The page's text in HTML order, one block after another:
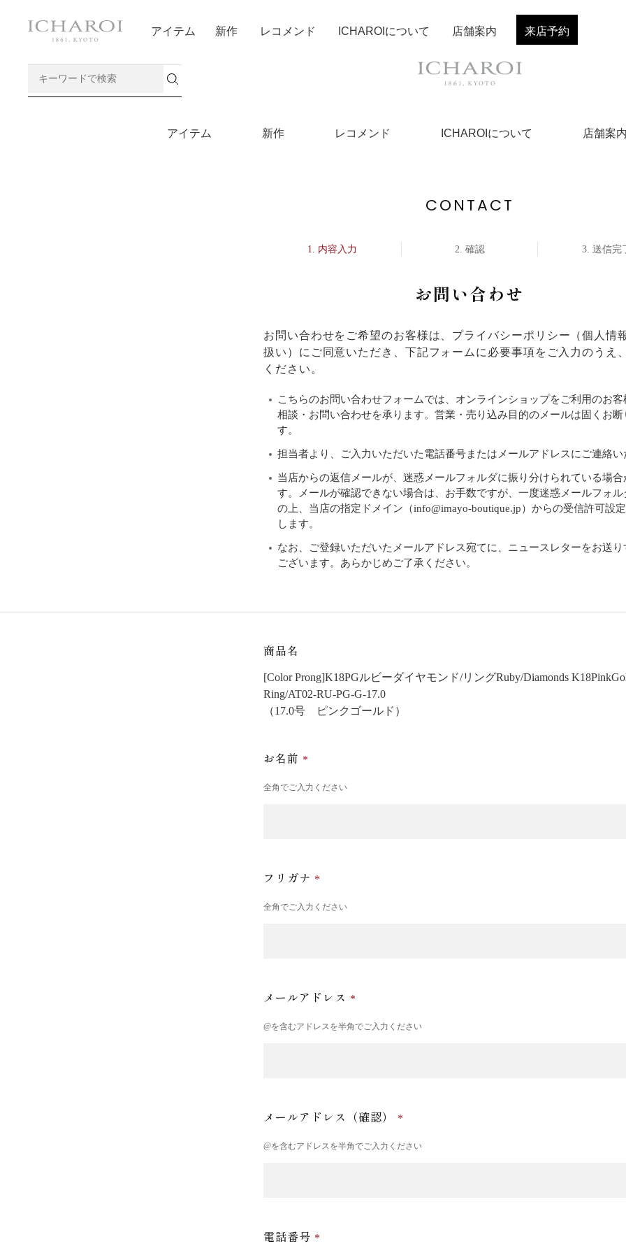
アイテム 新作 レコメンド ICHAROIについて 店舗案
アイテム 新作 レコメンド ICHAROIについて 店舗案内 来店予約
CONTACT
内容入力 確認 送信完
お問い合わせ
お問い合わせをご希望のお客様は、 プライバシーポリシー （個人情
扱い）にご同意いただき、下記フォームに必要事項をご入力のうえ
ください。
こちらのお問い合わせフォームでは、オンラインショップをご利用のお
相談・お問い合わせを承ります。営業・売り込み目的のメールは固くお
す。
担当者より、ご入力いただいた電話番号またはメールアドレスにご連絡
当店からの返信メールが、迷惑メールフォルダに振り分けられている場
す。メールが確認できない場合は、お手数ですが、一度迷惑メールフォ
の上、当店の指定ドメイン（info@imayo-boutique.jp）からの受信許可設
します。
なお、ご登録いただいたメールアドレス宛てに、ニュースレターをお送
ございます。あらかじめご了承ください。
商品名
[Color Prong]K18PGルビーダイヤモンド/リングRuby/Diamonds
Ring/AT02-RU-PG-G-17.0
（17.0号 ピンクゴールド）
お名前
全角でご入力ください
フリガナ
全角でご入力ください
メールアドレス
@を含むアドレスを半角でご入力ください
メールアドレス（確認）
@を含むアドレスを半角でご入力ください
電話番号